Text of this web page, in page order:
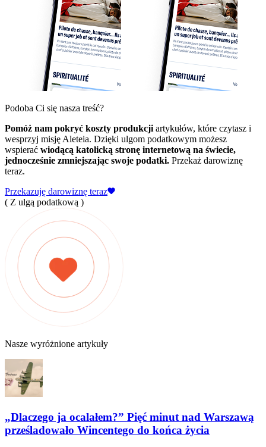
Podoba Ci się nasza treść?
Pomóż nam pokryć koszty produkcji artykułów, które czytasz i
wesprzyj misję Aleteia. Dzięki ulgom podatkowym możesz
wspierać wiodącą katolicką stronę internetową na świecie,
jednocześnie zmniejszając swoje podatki. Przekaż darowiznę
teraz.
Przekazuję darowiznę teraz
( Z ulgą podatkową )
Nasze wyróżnione artykuły
„Dlaczego ja ocalałem?” Pięć minut nad Warszawą
prześladowało Wincentego do końca życia